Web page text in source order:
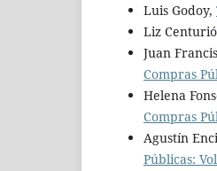
Luis Godoy,
Liz
Juan
Compras
Helena
Compras
Agustín
Públicas: